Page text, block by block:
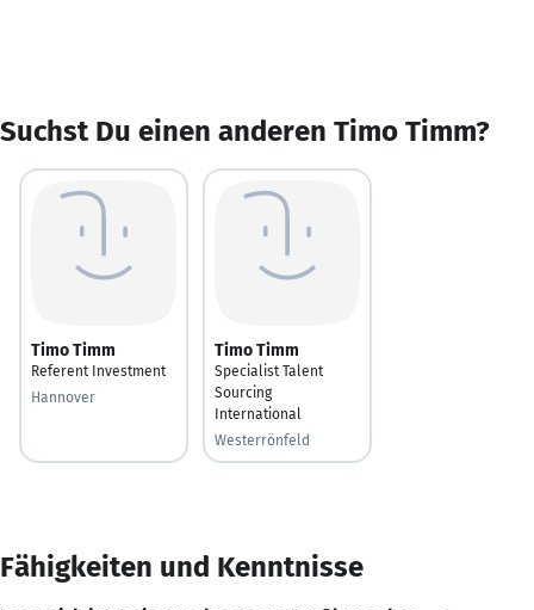
Suchst Du einen anderen Timo Timm?
Timo Timm
Referent Investment
Hannover
Timo Timm
Specialist Talent
Sourcing
International
Westerrönfeld
Fähigkeiten und Kenntnisse